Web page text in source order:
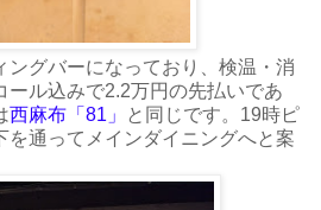
ングバーになっており、検温・消
ール込みで2.2万円の先払いであ
西麻布「81」
と同じです。19時ピ
を通ってメインダイニングへと案